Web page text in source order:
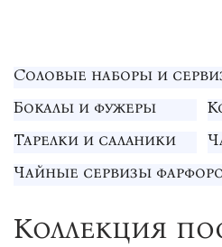
Столовые наборы и
Бокалы и фужеры
Тарелки и салатники
Чайные сервизы
Коллекция